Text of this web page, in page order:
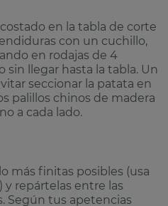
en la tabla de corte
con un cuchillo,
en rodajas de 4
llegar hasta la tabla. Un
seccionar la patata en
palillos chinos de madera
a cada lado.
más finitas posibles (usa
y repártelas entre las
Según tus apetencias